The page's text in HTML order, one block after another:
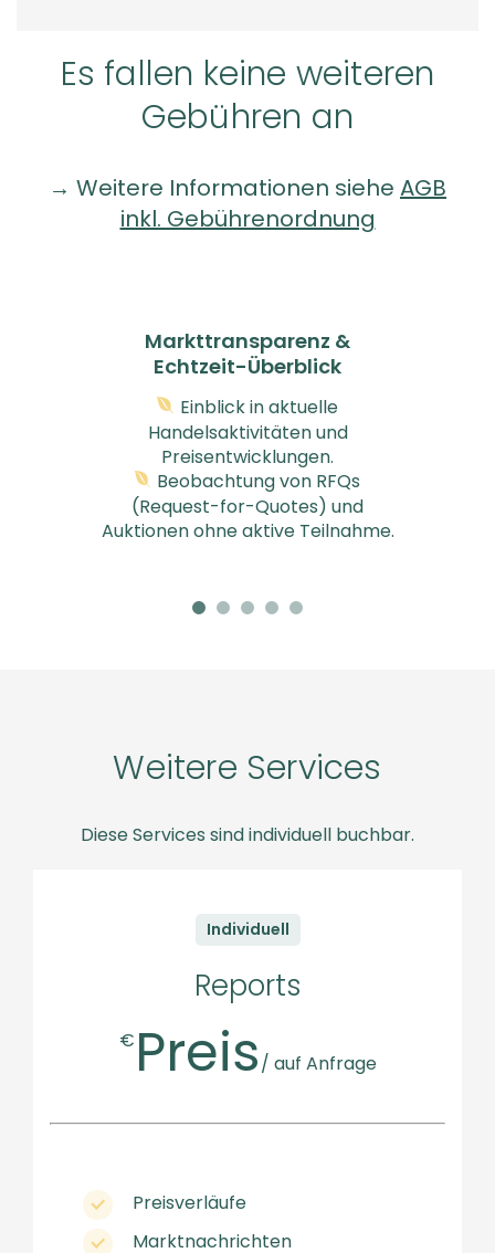
Es fallen keine weiteren
Gebühren an
→ Weitere Informationen siehe AGB
inkl. Gebührenordnung
Markttransparenz &
Echtzeit-Überblick
Einblick in aktuelle
Handelsaktivitäten und
Preisentwicklungen.
Beobachtung von RFQs
(Request-for-Quotes) und
Auktionen ohne aktive Teilnahme.
Weitere Services
Diese Services sind individuell buchbar.
Individuell
Reports
€ Preis/ auf Anfrage
Preisverläufe
Marktnachrichten